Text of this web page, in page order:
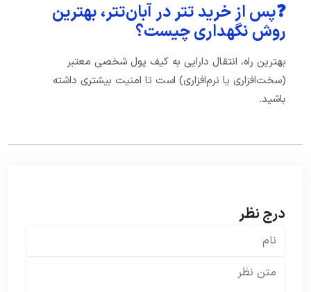
❓پس از خرید تتر در آبان‌تتر، بهترین
روش نگهداری چیست؟
بهترین راه، انتقال دارایی به کیف پول شخصی معتبر
(سخت‌افزاری یا نرم‌افزاری) است تا امنیت بیشتری داشته
باشید.
درج نظر